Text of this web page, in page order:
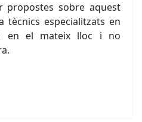
propostes sobre aquest
especialitzats en
en el mateix lloc i no